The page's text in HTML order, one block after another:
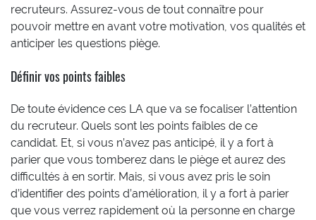
recruteurs. Assurez-vous de tout connaître pour
pouvoir mettre en avant votre motivation, vos qualités et
anticiper les questions piège.
Définir vos points faibles
De toute évidence ces LA que va se focaliser l’attention
du recruteur. Quels sont les points faibles de ce
candidat. Et, si vous n’avez pas anticipé, il y a fort à
parier que vous tomberez dans le piège et aurez des
difficultés à en sortir. Mais, si vous avez pris le soin
d’identifier des points d’amélioration, il y a fort à parier
que vous verrez rapidement où la personne en charge